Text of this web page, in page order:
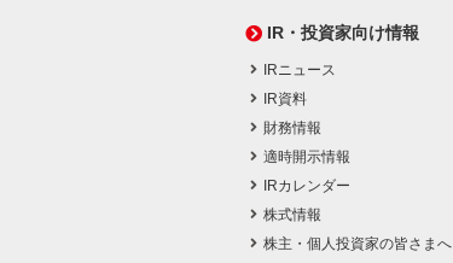
IR・投資家向け情報
IRニュース
IR資料
財務情報
適時開示情報
IRカレンダー
株式情報
株主・個人投資家の皆さまへ